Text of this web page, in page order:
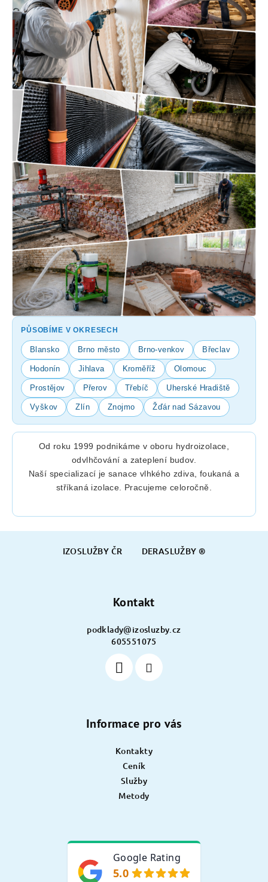
PŮSOBÍME V OKRESECH
Blansko Brno město Brno-venkov Břeclav
Hodonín Jihlava Kroměříž Olomouc
Prostějov Přerov Třebíč Uherské Hradiště
Vyškov Zlín Znojmo Žďár nad Sázavou
Od roku 1999 podnikáme v oboru hydroizolace,
odvlhčování a zateplení budov.
Naší specializací je sanace vlhkého zdiva, foukaná a
stříkaná izolace. Pracujeme celoročně.
IZOSLUŽBY ČR DERASLUŽBY ®
Kontakt
podklady@izosluzby.cz
605551075
Informace pro vás
Kontakty
Ceník
Služby
Metody